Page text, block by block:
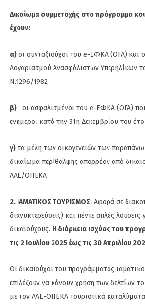
Δικαίωμα συμμετοχής στο πρόγραμμα
έχουν:
α) οι συνταξιούχοι του e-ΕΦΚΑ (ΟΓΑ) και
Λογαριασμού Ανασφάλιστων Υπερηλίκων
Ν.1296/1982
β) οι ασφαλισμένοι του e-ΕΦΚΑ (ΟΓΑ) που
ενήμεροι κατά την 31η Δεκεμβρίου του
γ) τα μέλη των οικογενειών των
δικαίωμα περίθαλψης απορρέον από
ΛΑΕ/ΟΠΕΚΑ
2. ΙΑΜΑΤΙΚΟΣ ΤΟΥΡΙΣΜΟΣ: Αφορά σε
διανυκτερεύσεις) και πέντε απλές λούσεις
δικαιούχους. Η διάρκεια ισχύος του
τις 2 Ιουλίου 2025 έως τις 30 Απριλίου
Οι δικαιούχοι του προγράμματος
επιλέξουν να κάνουν χρήση των δελτίων
με τον ΛΑΕ-ΟΠΕΚΑ τουριστικά